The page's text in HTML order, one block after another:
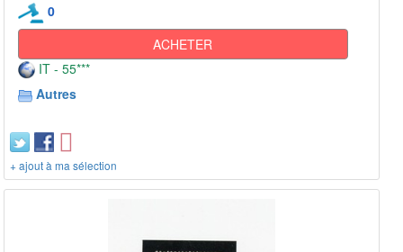
0
ACHETER
IT - 55***
Autres
+ ajout à ma sélection